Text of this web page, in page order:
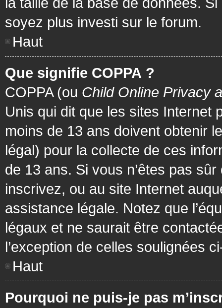
soyez plus investi sur le forum.
Haut
Que signifie COPPA ?
COPPA (ou Child Online Privacy
Unis qui dit que les sites Internet
moins de 13 ans doivent obtenir
légal) pour la collecte de ces
de 13 ans. Si vous n’êtes pas
inscrivez, ou au site Internet
assistance légale. Notez que
légaux et ne saurait être
l’exception de celles soulignées
Haut
Pourquoi ne puis-je pas